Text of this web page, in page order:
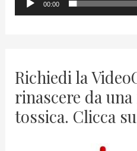
00:00
Richiedi la
rinascere da
tossica. Clicca